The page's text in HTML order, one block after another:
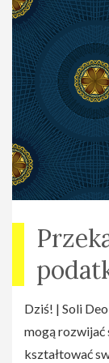
Dziś! | Soli
mogą rozwijać
kształtować